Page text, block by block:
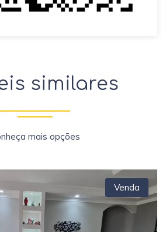
similares
mais opções
Venda